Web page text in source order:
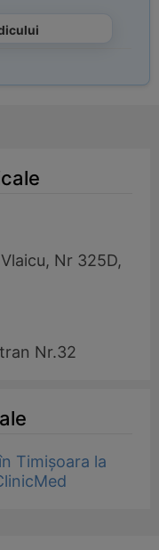
Nr 325D,
Nr.32
Timișoara la